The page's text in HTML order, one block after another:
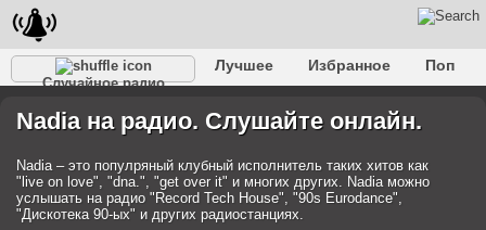
Случайное радио
Лучшее Избранное
Поп
Разговорное
Рэп Транс Дип-хаус
Фолк
Nadia на радио. Слушайте онлайн.
Nadia – это популряный клубный исполнитель таких хитов как
"live on love", "dna.", "get over it" и многих других. Nadia можно
услышать на радио "Record Tech House", "90s Eurodance",
"Дискотека 90-ых" и других радиостанциях.